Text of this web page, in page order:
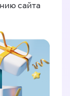
сайта